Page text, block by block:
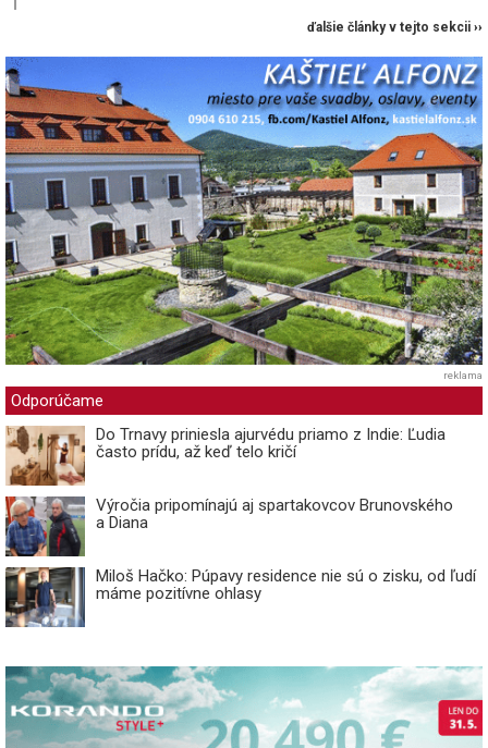
ďalšie články v tejto sekcii ››
reklama
Odporúčame
Do Trnavy priniesla ajurvédu priamo z Indie: Ľudia
často prídu, až keď telo kričí
Výročia pripomínajú aj spartakovcov Brunovského
a Diana
Miloš Hačko: Púpavy residence nie sú o zisku, od ľudí
máme pozitívne ohlasy